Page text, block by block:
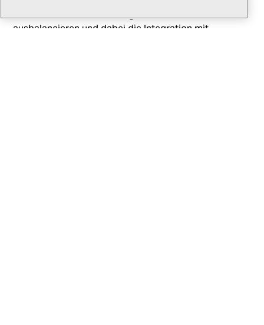
ausbalancieren und dabei die Integration mit